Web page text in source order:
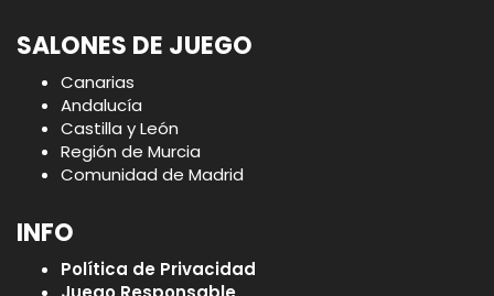
SALONES DE JUEGO
Canarias
Andalucía
Castilla y León
Región de Murcia
Comunidad de Madrid
INFO
Política de Privacidad